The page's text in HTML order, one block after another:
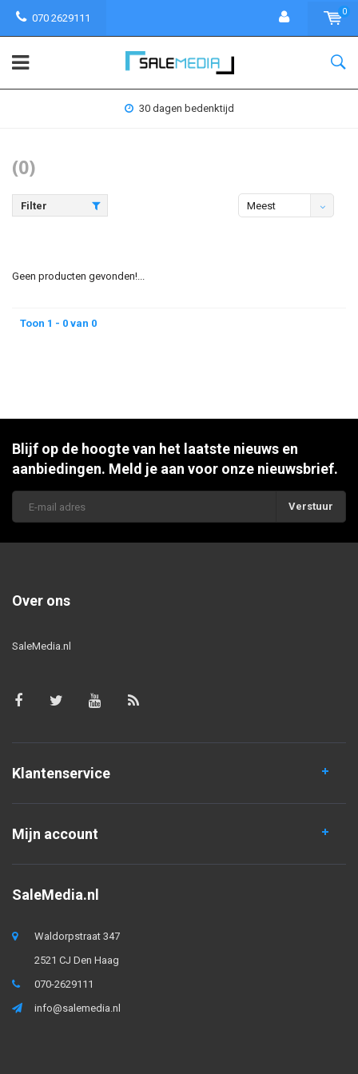
070 2629111
0
30 dagen bedenktijd
(0)
Filter
Meest
Geen producten gevonden!...
Toon 1 - 0 van 0
Blijf op de hoogte van het laatste nieuws en
aanbiedingen. Meld je aan voor onze nieuwsbrief.
Verstuur
Over ons
SaleMedia.nl
Klantenservice
Mijn account
SaleMedia.nl
Waldorpstraat 347
2521 CJ Den Haag
070-2629111
info@salemedia.nl